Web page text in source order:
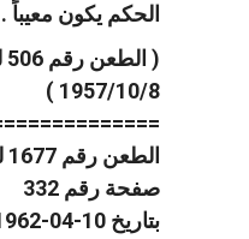
الحكم يكون معيباً .
1957/10/8 )
صفحة رقم 332
بتاريخ 10-04-1962